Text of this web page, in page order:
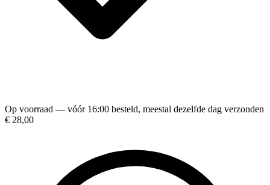
Op voorraad — vóór 16:00 besteld, meestal dezelfde dag verzonden
€ 28,00